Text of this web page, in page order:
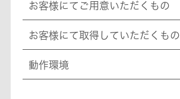
お客様にてご用意いただくもの
お客様にて取得していただくもの
動作環境